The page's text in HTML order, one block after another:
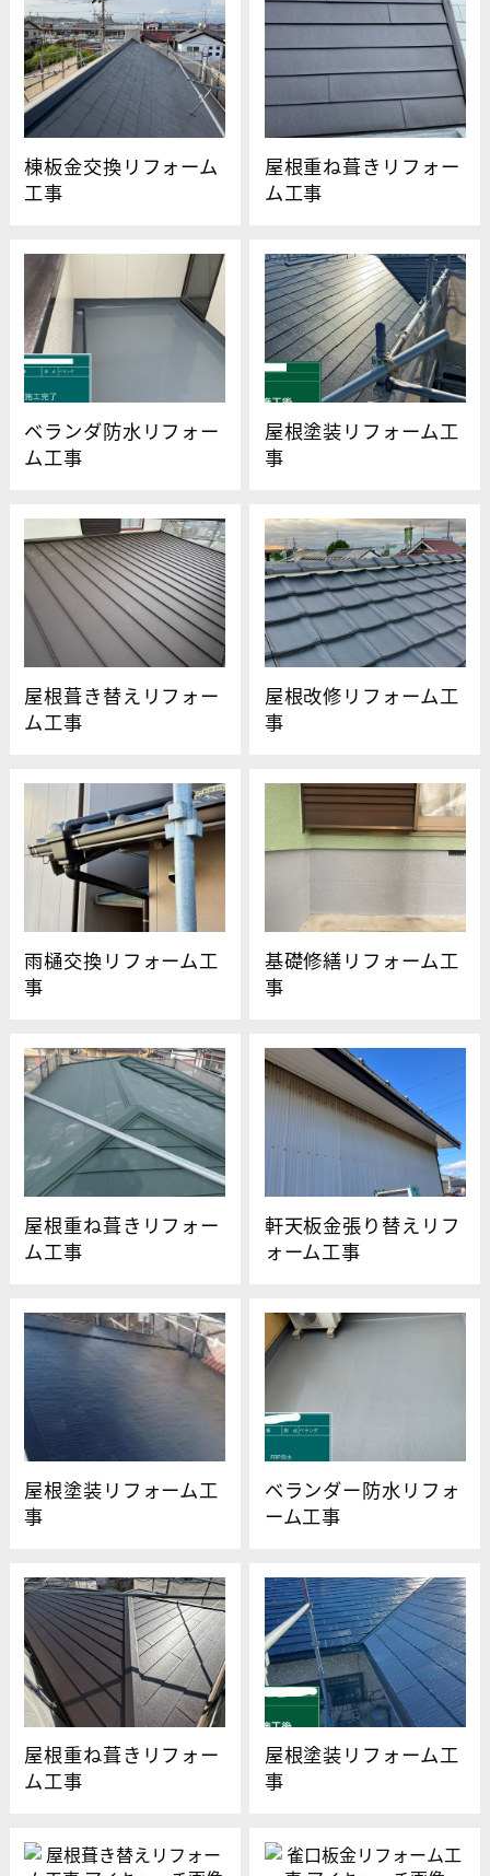
棟板金交換リフォーム
工事
屋根重ね葺きリフォー
ム工事
ベランダ防水リフォー
ム工事
屋根塗装リフォーム工
事
屋根葺き替えリフォー
ム工事
屋根改修リフォーム工
事
雨樋交換リフォーム工
事
基礎修繕リフォーム工
事
屋根重ね葺きリフォー
ム工事
軒天板金張り替えリフ
ォーム工事
屋根塗装リフォーム工
事
ベランダー防水リフォ
ーム工事
屋根重ね葺きリフォー
ム工事
屋根塗装リフォーム工
事